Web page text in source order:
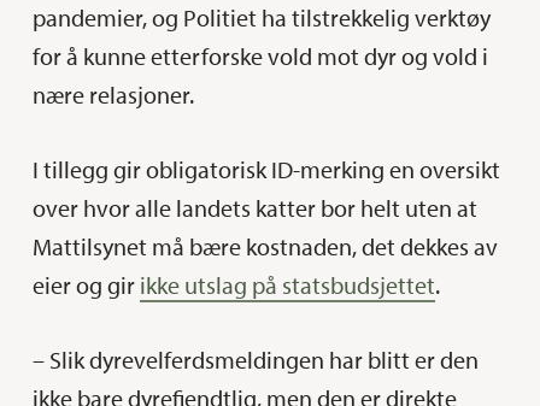
pandemier, og Politiet ha tilstrekkelig verktøy
for å kunne etterforske vold mot dyr og vold i
nære relasjoner.
I tillegg gir obligatorisk ID-merking en oversikt
over hvor alle landets katter bor helt uten at
Mattilsynet må bære kostnaden, det dekkes av
eier og gir ikke utslag på statsbudsjettet.
– Slik dyrevelferdsmeldingen har blitt er den
ikke bare dyrefiendtlig, men den er direkte